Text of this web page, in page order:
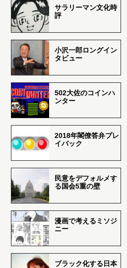
サラリーマン文化時
評
小沢一郎ロングイン
タビュー
502大佐のコインハ
ンター
2018年閣僚答弁プレ
イバック
民意をデフォルメす
る国会5重の壁
漫画で考えるミソジ
ニー
ブラック化する日本